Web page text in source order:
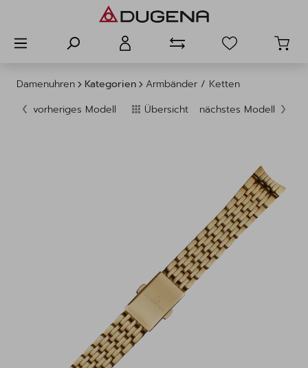
Damenuhren Kategorien
Armbänder / Ketten
vorheriges Modell
Übersicht nächstes Modell